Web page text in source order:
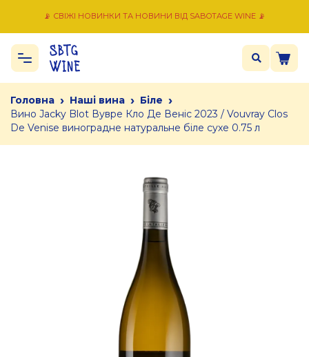
📡 СВІЖІ НОВИНКИ ТА НОВИНИ ВІД SABOTAGE WINE 📡
Головна › Наші вина › Біле ›
Вино Jacky Blot Вувре Кло Де Веніс 2023 / Vouvray Clos
De Venise виноградне натуральне біле сухе 0.75 л